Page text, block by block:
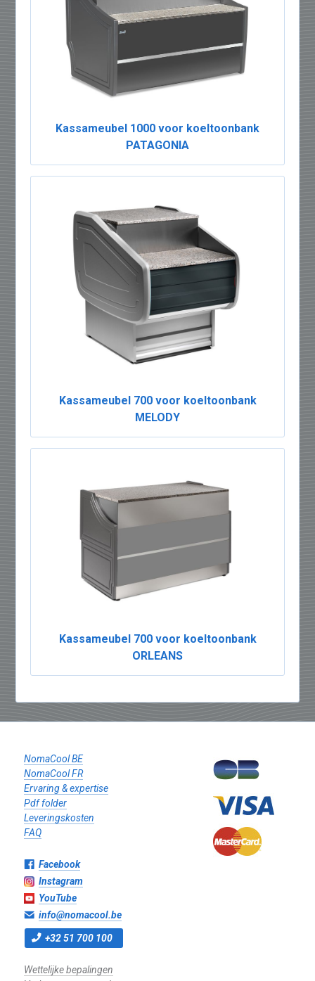
Kassameubel 1000 voor koeltoonbank
PATAGONIA
Kassameubel 700 voor koeltoonbank
MELODY
Kassameubel 700 voor koeltoonbank
ORLEANS
NomaCool BE
NomaCool FR
Ervaring & expertise
Pdf folder
Leveringskosten
FAQ
Facebook
Instagram
YouTube
info@nomacool.be
+32 51 700 100
Wettelijke bepalingen